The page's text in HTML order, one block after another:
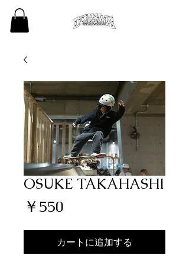
OSUKE TAKAHASHI
￥550
格
カートに追加する